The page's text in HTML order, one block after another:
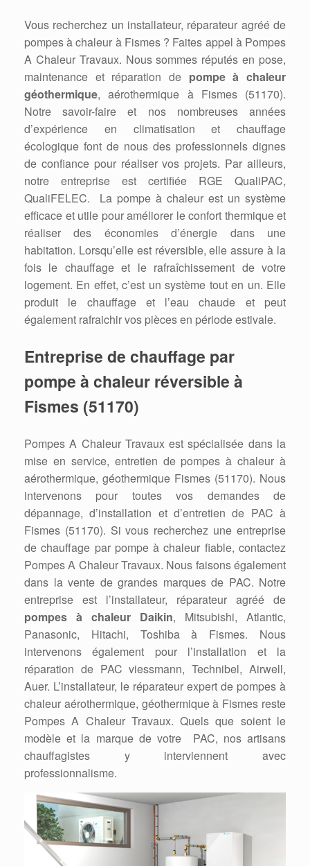
Vous recherchez un installateur, réparateur agréé de
pompes à chaleur à Fismes ? Faites appel à Pompes
A Chaleur Travaux. Nous sommes réputés en pose,
maintenance et réparation de pompe à chaleur
géothermique, aérothermique à Fismes (51170).
Notre savoir-faire et nos nombreuses années
d’expérience en climatisation et chauffage
écologique font de nous des professionnels dignes
de confiance pour réaliser vos projets. Par ailleurs,
notre entreprise est certifiée RGE QualiPAC,
QualiFELEC. La pompe à chaleur est un système
efficace et utile pour améliorer le confort thermique et
réaliser des économies d’énergie dans une
habitation. Lorsqu’elle est réversible, elle assure à la
fois le chauffage et le rafraîchissement de votre
logement. En effet, c’est un système tout en un. Elle
produit le chauffage et l’eau chaude et peut
également rafraichir vos pièces en période estivale.
Entreprise de chauffage par
pompe à chaleur réversible à
Fismes (51170)
Pompes A Chaleur Travaux est spécialisée dans la
mise en service, entretien de pompes à chaleur à
aérothermique, géothermique Fismes (51170). Nous
intervenons pour toutes vos demandes de
dépannage, d’installation et d’entretien de PAC à
Fismes (51170). Si vous recherchez une entreprise
de chauffage par pompe à chaleur fiable, contactez
Pompes A Chaleur Travaux. Nous faisons également
dans la vente de grandes marques de PAC. Notre
entreprise est l’installateur, réparateur agréé de
pompes à chaleur Daikin, Mitsubishi, Atlantic,
Panasonic, Hitachi, Toshiba à Fismes. Nous
intervenons également pour l’installation et la
réparation de PAC viessmann, Technibel, Airwell,
Auer. L’installateur, le réparateur expert de pompes à
chaleur aérothermique, géothermique à Fismes reste
Pompes A Chaleur Travaux. Quels que soient le
modèle et la marque de votre PAC, nos artisans
chauffagistes y interviennent avec
professionnalisme.